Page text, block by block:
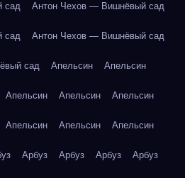
сад Антон Чехов — Вишнёвый сад
сад Антон Чехов — Вишнёвый сад
сад Апельсин Апельсин
Апельсин Апельсин Апельсин
Апельсин Апельсин Апельсин
Арбуз Арбуз Арбуз Арбуз